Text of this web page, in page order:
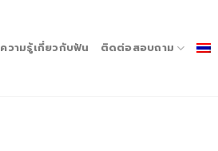
ความรู้เกี่ยวกับฟัน ติดต่อสอบถาม